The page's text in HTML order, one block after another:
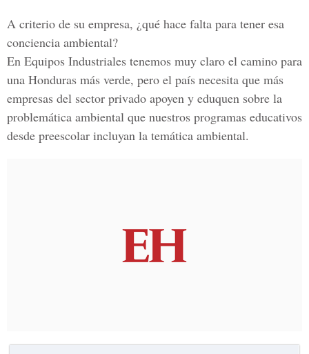
A criterio de su empresa, ¿qué hace falta para tener esa
conciencia ambiental?
En Equipos Industriales tenemos muy claro el camino para
una Honduras más verde, pero el país necesita que más
empresas del sector privado apoyen y eduquen sobre la
problemática ambiental que nuestros programas educativos
desde preescolar incluyan la temática ambiental.